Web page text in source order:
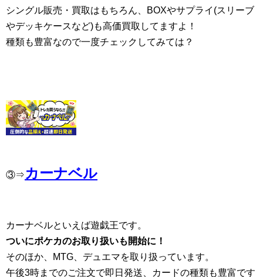
シングル販売・買取はもちろん、BOXやサプライ(スリーブ
やデッキケースなど)も高価買取してますよ！
種類も豊富なので一度チェックしてみては？
③⇒ カーナベル
カーナベルといえば遊戯王です。
ついにポケカのお取り扱いも開始に！
そのほか、MTG、デュエマを取り扱っています。
午後3時までのご注文で即日発送、カードの種類も豊富です